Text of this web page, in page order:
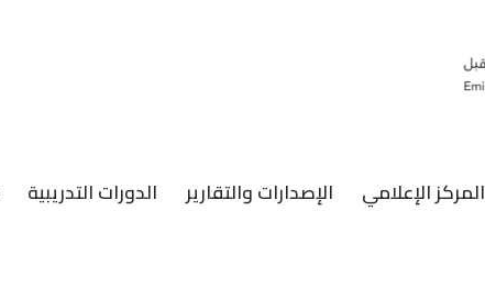
المركز الإعلامي الإصدارات والتقارير الدورات التدريبية